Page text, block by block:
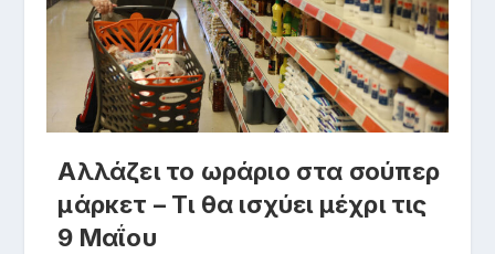
Αλλάζει το ωράριο στα σούπερ
μάρκετ – Τι θα ισχύει μέχρι τις
9 Μαΐου